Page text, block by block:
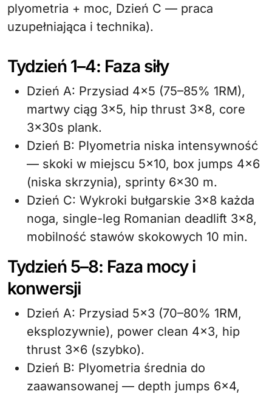
plyometria + moc, Dzień C — praca
uzupełniająca i technika).
Tydzień 1–4: Faza siły
Dzień A: Przysiad 4×5 (75–85% 1RM),
martwy ciąg 3×5, hip thrust 3×8, core
3x30s plank.
Dzień B: Plyometria niska intensywność
— skoki w miejscu 5×10, box jumps 4×6
(niska skrzynia), sprinty 6×30 m.
Dzień C: Wykroki bułgarskie 3×8 każda
noga, single-leg Romanian deadlift 3×8,
mobilność stawów skokowych 10 min.
Tydzień 5–8: Faza mocy i
konwersji
Dzień A: Przysiad 5×3 (70–80% 1RM,
eksplozywnie), power clean 4×3, hip
thrust 3×6 (szybko).
Dzień B: Plyometria średnia do
zaawansowanej — depth jumps 6×4,